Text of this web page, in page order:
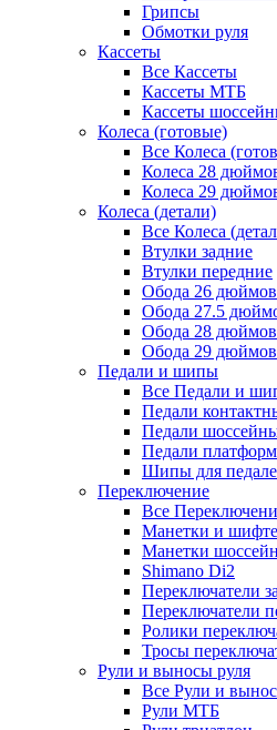
Грипсы
Обмотки руля
Кассеты
Все Кассеты
Кассеты МТБ
Кассеты
Колеса (готовые)
Все Колеса
Колеса 28
Колеса 29
Колеса (детали)
Все Колеса
Втулки задние
Втулки передние
Обода 26 дюймов
Обода 27.5
Обода 28 дюймов
Обода 29 дюймов
Педали и шипы
Все Педали и
Педали
Педали
Педали
Шипы для
Переключение
Все
Манетки и
Манетки
Shimano Di2
Переключатели
Переключатели
Ролики
Тросы
Рули и выносы руля
Все Рули и
Рули МТБ